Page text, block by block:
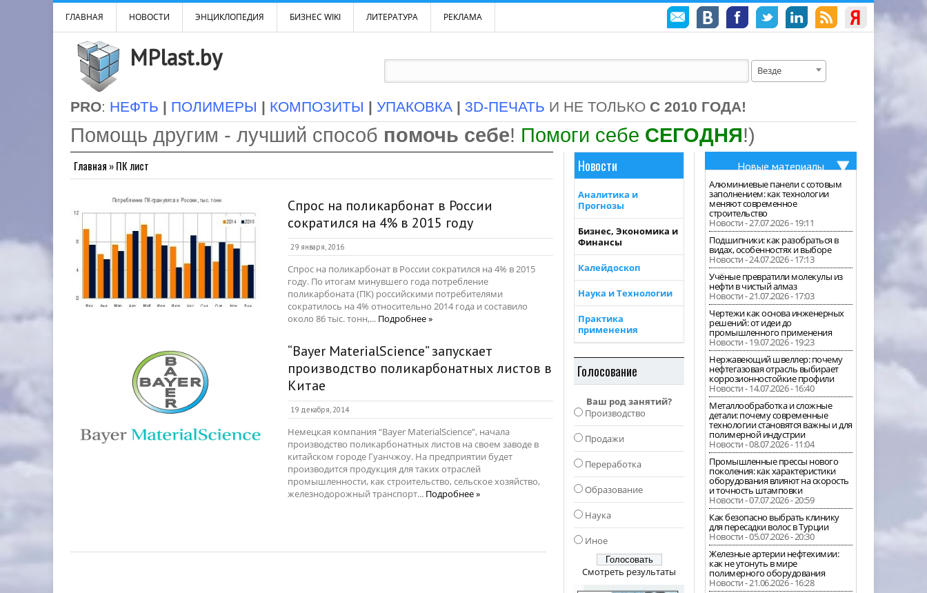
ГЛАВНАЯ НОВОСТИ ЭНЦИКЛОПЕДИЯ БИЗНЕС WIKI ЛИТЕРАТУРА РЕКЛАМА
MPlast.by Везде
PRO: НЕФТЬ | ПОЛИМЕРЫ | КОМПОЗИТЫ | УПАКОВКА | 3D-ПЕЧАТЬ И НЕ ТОЛЬКО С 2010 ГОДА!
Помощь другим - лучший способ помочь себе! Помоги себе СЕГОДНЯ!)
Главная »ПК лист
Спрос на поликарбонат в России
сократился на 4% в 2015 году
29 января, 2016
Спрос на поликарбонат в России сократился на 4% в 2015
году. По итогам минувшего года потребление
поликарбоната (ПК) российскими потребителями
сократилось на 4% относительно 2014 года и составило
около 86 тыс. тонн,... Подробнее »
“Bayer MaterialScience” запускает
производство поликарбонатных листов в
Китае
19 декабря, 2014
Немецкая компания “Bayer MaterialScience”, начала
производство поликарбонатных листов на своем заводе в
китайском городе Гуанчжоу. На предприятии будет
производится продукция для таких отраслей
промышленности, как строительство, сельское хозяйство,
железнодорожный транспорт... Подробнее »
Новости
Аналитика и
Прогнозы
Бизнес, Экономика и
Финансы
Калейдоскоп
Наука и Технологии
Практика
применения
Голосование
Ваш род занятий?
Производство
Продажи
Переработка
Образование
Наука
Иное
Смотреть результаты
Новые материалы
Алюминиевые панели с сотовым
заполнением: как технологии
меняют современное
строительство
Новости - 27.07.2026 - 19:11
Подшипники: как разобраться в
видах, особенностях и выборе
Новости - 24.07.2026 - 17:13
Учёные превратили молекулы из
нефти в чистый алмаз
Новости - 21.07.2026 - 17:03
Чертежи как основа инженерных
решений: от идеи до
промышленного применения
Новости - 19.07.2026 - 19:23
Нержавеющий швеллер: почему
нефтегазовая отрасль выбирает
коррозионностойкие профили
Новости - 14.07.2026 - 16:40
Металлообработка и сложные
детали: почему современные
технологии становятся важны и для
полимерной индустрии
Новости - 08.07.2026 - 11:04
Промышленные прессы нового
поколения: как характеристики
оборудования влияют на скорость
и точность штамповки
Новости - 07.07.2026 - 20:59
Как безопасно выбрать клинику
для пересадки волос в Турции
Новости - 05.07.2026 - 20:30
Железные артерии нефтехимии:
как не утонуть в мире
полимерного оборудования
Новости - 21.06.2026 - 16:28